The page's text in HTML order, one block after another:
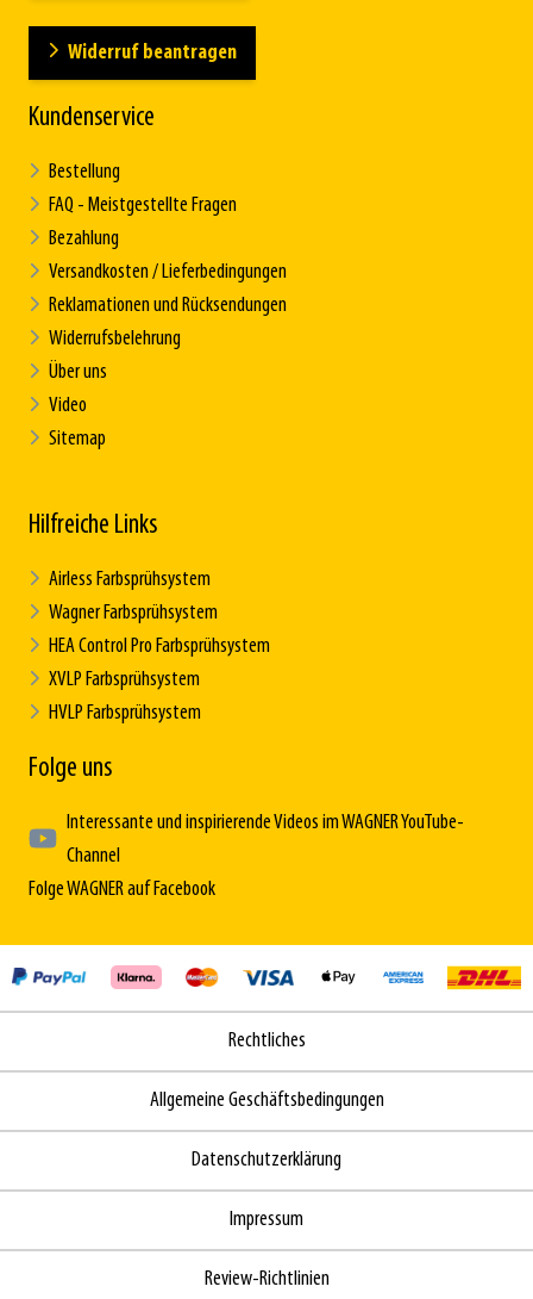
Widerruf beantragen
Kundenservice
Bestellung
FAQ - Meistgestellte Fragen
Bezahlung
Versandkosten / Lieferbedingungen
Reklamationen und Rücksendungen
Widerrufsbelehrung
Über uns
Video
Sitemap
Hilfreiche Links
Airless Farbsprühsystem
Wagner Farbsprühsystem
HEA Control Pro Farbsprühsystem
XVLP Farbsprühsystem
HVLP Farbsprühsystem
Folge uns
Interessante und inspirierende Videos im WAGNER YouTube-
Channel
Folge WAGNER auf Facebook
Rechtliches
Allgemeine Geschäftsbedingungen
Datenschutzerklärung
Impressum
Review-Richtlinien